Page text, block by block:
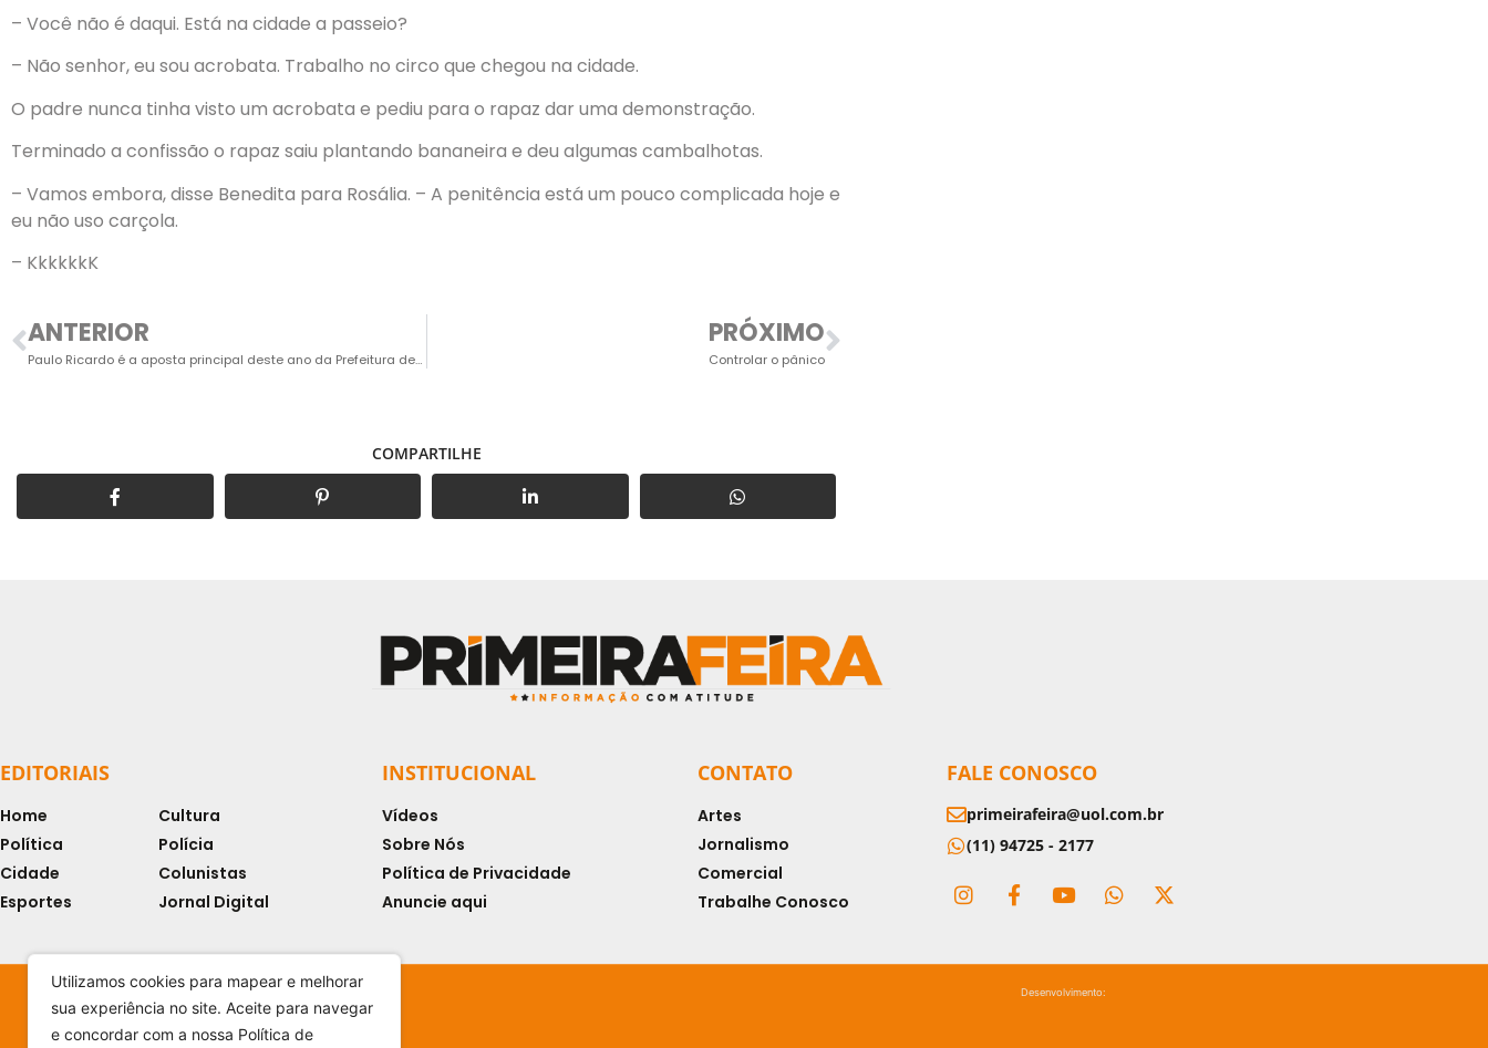
Utilizamos cookies para mapear e melhorar
sua experiência no site. Aceite para navegar
e concordar com a nossa Política de
– Você não é daqui. Está na cidade a passeio?
– Não senhor, eu sou acrobata. Trabalho no circo que chegou na cidade.
O padre nunca tinha visto um acrobata e pediu para o rapaz dar uma demonstração.
Terminado a confissão o rapaz saiu plantando bananeira e deu algumas cambalhotas.
– Vamos embora, disse Benedita para Rosália. – A penitência está um pouco complicada hoje e
eu não uso carçola.
– KkkkkkK
ANTERIOR
Paulo Ricardo é a aposta principal deste ano da Prefeitura de Indaiatuba no “Maio Musical”
PRÓXIMO
Controlar o pânico
COMPARTILHE
EDITORIAIS
Home
Política
Cidade
Esportes
Cultura
Polícia
Colunistas
Jornal Digital
INSTITUCIONAL
Vídeos
Sobre Nós
Política de Privacidade
Anuncie aqui
CONTATO
Artes
Jornalismo
Comercial
Trabalhe Conosco
FALE CONOSCO
primeirafeira@uol.com.br
(11) 94725 - 2177
Desenvolvimento: